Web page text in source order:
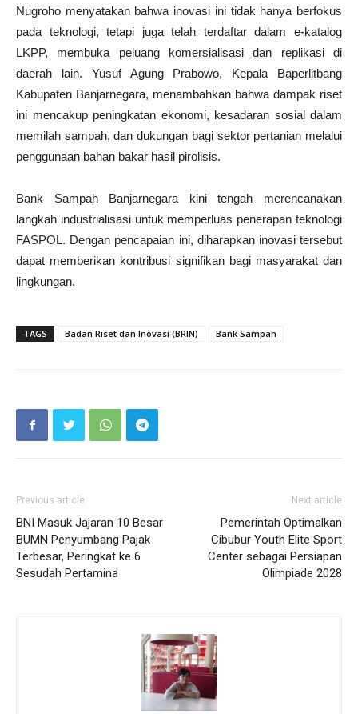
Nugroho menyatakan bahwa inovasi ini tidak hanya berfokus
pada teknologi, tetapi juga telah terdaftar dalam e-katalog
LKPP, membuka peluang komersialisasi dan replikasi di
daerah lain. Yusuf Agung Prabowo, Kepala Baperlitbang
Kabupaten Banjarnegara, menambahkan bahwa dampak riset
ini mencakup peningkatan ekonomi, kesadaran sosial dalam
memilah sampah, dan dukungan bagi sektor pertanian melalui
penggunaan bahan bakar hasil pirolisis.
Bank Sampah Banjarnegara kini tengah merencanakan
langkah industrialisasi untuk memperluas penerapan teknologi
FASPOL. Dengan pencapaian ini, diharapkan inovasi tersebut
dapat memberikan kontribusi signifikan bagi masyarakat dan
lingkungan.
TAGS Badan Riset dan Inovasi (BRIN) Bank Sampah
Previous article
BNI Masuk Jajaran 10 Besar
BUMN Penyumbang Pajak
Terbesar, Peringkat ke 6
Sesudah Pertamina
Next article
Pemerintah Optimalkan
Cibubur Youth Elite Sport
Center sebagai Persiapan
Olimpiade 2028